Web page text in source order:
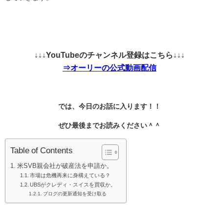
↓↓↓YouTubeのチャンネル登録はこちら↓↓↓
⇒オーリーの公式動画配信
では、今日のお話に入ります！！
ぜひ最後までお読みください＾＾
Table of Contents
米SVB親会社が破産法を申請か。
市場は危機再来に身構えている？
UBSがクレディ・スイスを買収か。
ブログの更新通知を受け取る